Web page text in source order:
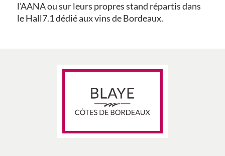
l’AANA ou sur leurs propres stand répartis dans
le Hall7.1 dédié aux vins de Bordeaux.